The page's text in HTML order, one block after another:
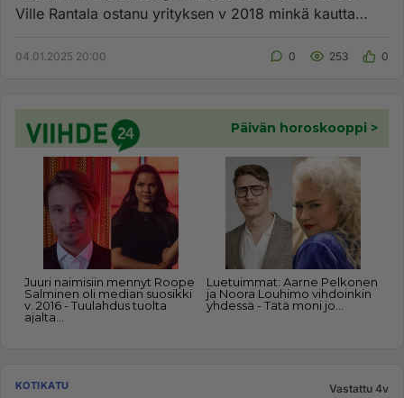
Ville Rantala ostanu yrityksen v 2018 minkä kautta
04.01.2025 20:00 0 253 0
KOTIKATU Vastattu 4v